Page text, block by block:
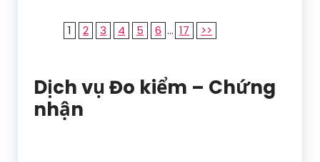
1 2 3 4 5 6 ... 17 >>
Dịch vụ Đo kiểm – Chứng
nhận